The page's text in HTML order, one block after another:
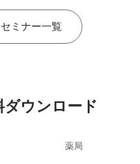
ミナー一覧
ダウンロード
薬局